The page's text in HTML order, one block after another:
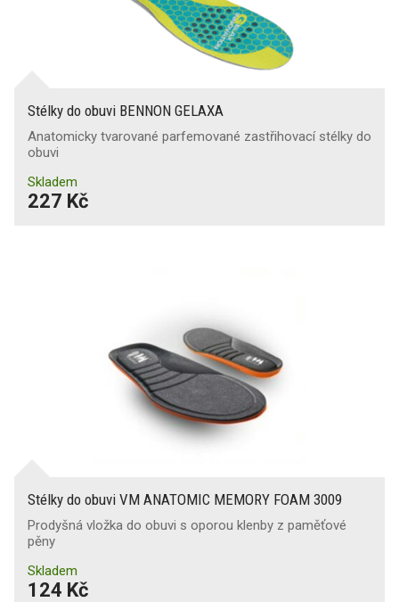
Stélky do obuvi BENNON GELAXA
Anatomicky tvarované parfemované zastřihovací stélky do
obuvi
Skladem
227 Kč
Stélky do obuvi VM ANATOMIC MEMORY FOAM 3009
Prodyšná vložka do obuvi s oporou klenby z paměťové
pěny
Skladem
124 Kč